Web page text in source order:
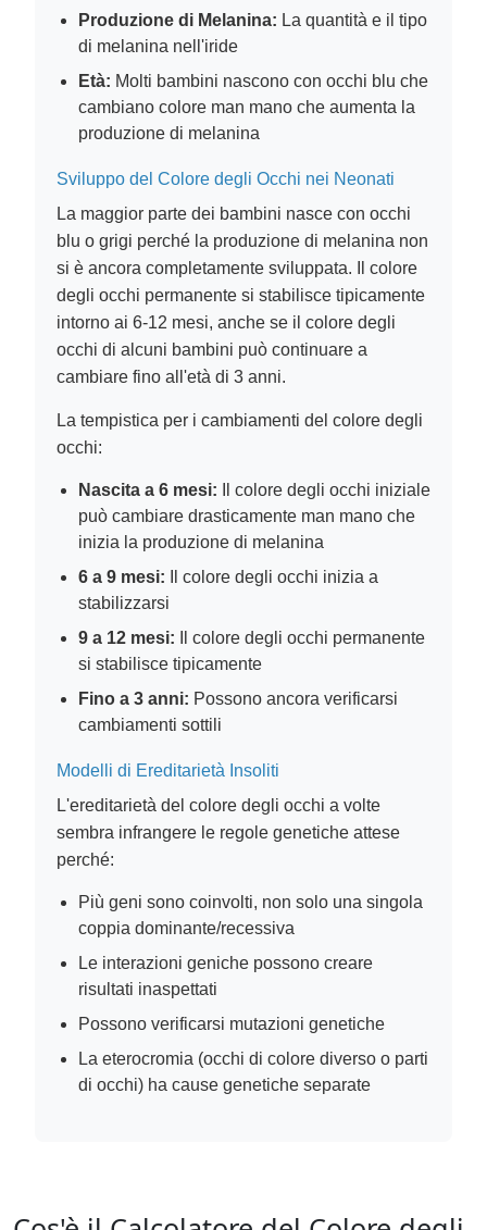
Produzione di Melanina: La quantità e il tipo
di melanina nell'iride
Età: Molti bambini nascono con occhi blu che
cambiano colore man mano che aumenta la
produzione di melanina
Sviluppo del Colore degli Occhi nei Neonati
La maggior parte dei bambini nasce con occhi
blu o grigi perché la produzione di melanina non
si è ancora completamente sviluppata. Il colore
degli occhi permanente si stabilisce tipicamente
intorno ai 6-12 mesi, anche se il colore degli
occhi di alcuni bambini può continuare a
cambiare fino all'età di 3 anni.
La tempistica per i cambiamenti del colore degli
occhi:
Nascita a 6 mesi: Il colore degli occhi iniziale
può cambiare drasticamente man mano che
inizia la produzione di melanina
6 a 9 mesi: Il colore degli occhi inizia a
stabilizzarsi
9 a 12 mesi: Il colore degli occhi permanente
si stabilisce tipicamente
Fino a 3 anni: Possono ancora verificarsi
cambiamenti sottili
Modelli di Ereditarietà Insoliti
L'ereditarietà del colore degli occhi a volte
sembra infrangere le regole genetiche attese
perché:
Più geni sono coinvolti, non solo una singola
coppia dominante/recessiva
Le interazioni geniche possono creare
risultati inaspettati
Possono verificarsi mutazioni genetiche
La eterocromia (occhi di colore diverso o parti
di occhi) ha cause genetiche separate